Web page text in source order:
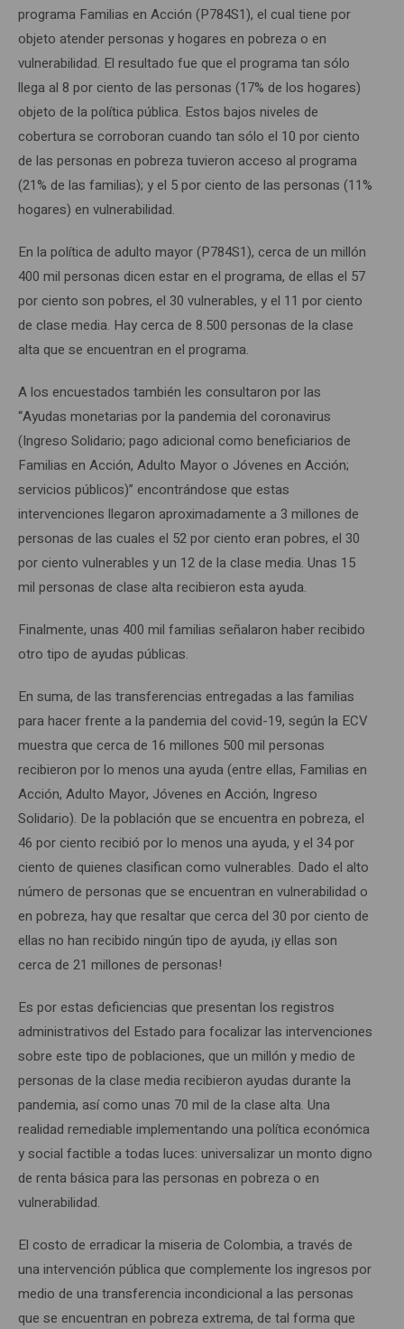
programa Familias en Acción (P784S1), el cual tiene por
objeto atender personas y hogares en pobreza o en
vulnerabilidad. El resultado fue que el programa tan sólo
llega al 8 por ciento de las personas (17% de los hogares)
objeto de la política pública. Estos bajos niveles de
cobertura se corroboran cuando tan sólo el 10 por ciento
de las personas en pobreza tuvieron acceso al programa
(21% de las familias); y el 5 por ciento de las personas (11%
hogares) en vulnerabilidad.
En la política de adulto mayor (P784S1), cerca de un millón
400 mil personas dicen estar en el programa, de ellas el 57
por ciento son pobres, el 30 vulnerables, y el 11 por ciento
de clase media. Hay cerca de 8.500 personas de la clase
alta que se encuentran en el programa.
A los encuestados también les consultaron por las
“Ayudas monetarias por la pandemia del coronavirus
(Ingreso Solidario; pago adicional como beneficiarios de
Familias en Acción, Adulto Mayor o Jóvenes en Acción;
servicios públicos)” encontrándose que estas
intervenciones llegaron aproximadamente a 3 millones de
personas de las cuales el 52 por ciento eran pobres, el 30
por ciento vulnerables y un 12 de la clase media. Unas 15
mil personas de clase alta recibieron esta ayuda.
Finalmente, unas 400 mil familias señalaron haber recibido
otro tipo de ayudas públicas.
En suma, de las transferencias entregadas a las familias
para hacer frente a la pandemia del covid-19, según la ECV
muestra que cerca de 16 millones 500 mil personas
recibieron por lo menos una ayuda (entre ellas, Familias en
Acción, Adulto Mayor, Jóvenes en Acción, Ingreso
Solidario). De la población que se encuentra en pobreza, el
46 por ciento recibió por lo menos una ayuda, y el 34 por
ciento de quienes clasifican como vulnerables. Dado el alto
número de personas que se encuentran en vulnerabilidad o
en pobreza, hay que resaltar que cerca del 30 por ciento de
ellas no han recibido ningún tipo de ayuda, ¡y ellas son
cerca de 21 millones de personas!
Es por estas deficiencias que presentan los registros
administrativos del Estado para focalizar las intervenciones
sobre este tipo de poblaciones, que un millón y medio de
personas de la clase media recibieron ayudas durante la
pandemia, así como unas 70 mil de la clase alta. Una
realidad remediable implementando una política económica
y social factible a todas luces: universalizar un monto digno
de renta básica para las personas en pobreza o en
vulnerabilidad.
El costo de erradicar la miseria de Colombia, a través de
una intervención pública que complemente los ingresos por
medio de una transferencia incondicional a las personas
que se encuentran en pobreza extrema, de tal forma que